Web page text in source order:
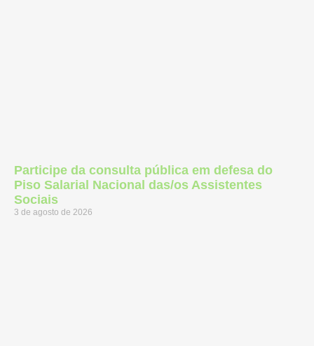
Participe da consulta pública em defesa do
Piso Salarial Nacional das/os Assistentes
Sociais
3 de agosto de 2026